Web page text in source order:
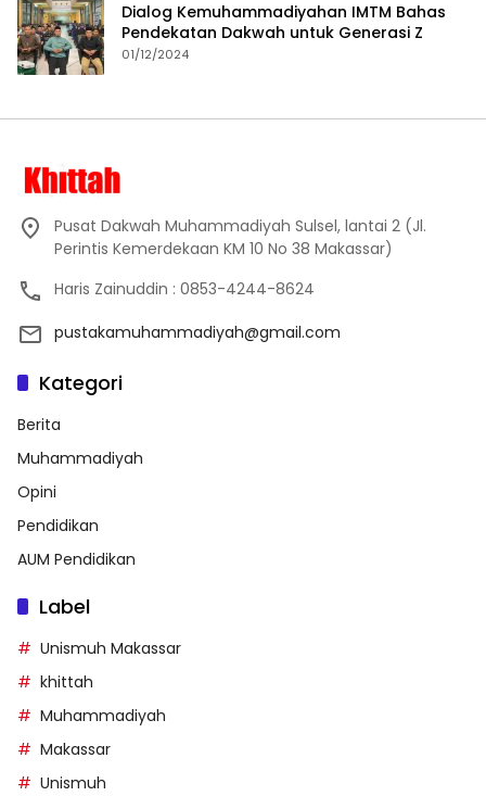
Dialog Kemuhammadiyahan IMTM Bahas
Pendekatan Dakwah untuk Generasi Z
01/12/2024
Pusat Dakwah Muhammadiyah Sulsel, lantai 2 (Jl.
Perintis Kemerdekaan KM 10 No 38 Makassar)
Haris Zainuddin : 0853-4244-8624
pustakamuhammadiyah@gmail.com
Kategori
Berita
Muhammadiyah
Opini
Pendidikan
AUM Pendidikan
Label
Unismuh Makassar
khittah
Muhammadiyah
Makassar
Unismuh